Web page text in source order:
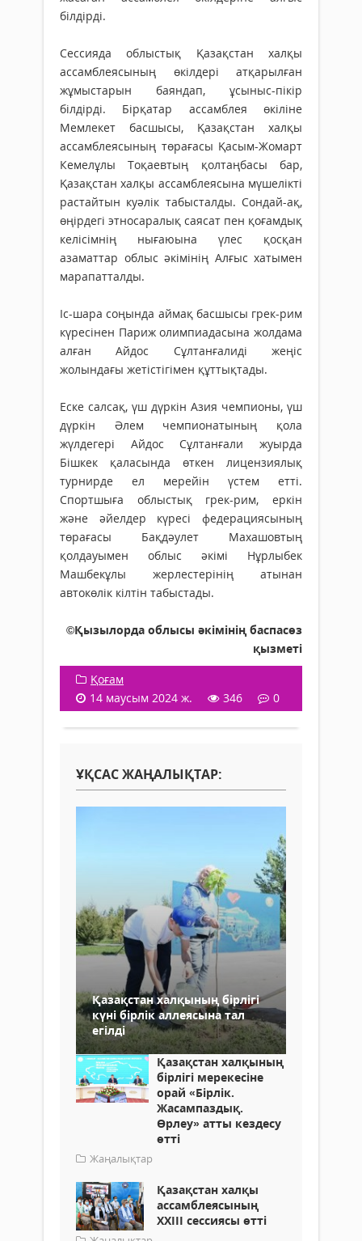
білдірді.
Сессияда облыстық Қазақстан халқы
ассамблеясының өкілдері атқарылған
жұмыстарын баяндап, ұсыныс-пікір
білдірді. Бірқатар ассамблея өкіліне
Мемлекет басшысы, Қазақстан халқы
ассамблеясының төрағасы Қасым-Жомарт
Кемелұлы Тоқаевтың қолтаңбасы бар,
Қазақстан халқы ассамблеясына мүшелікті
растайтын куәлік табысталды. Сондай-ақ,
өңірдегі этносаралық саясат пен қоғамдық
келісімнің нығаюына үлес қосқан
азаматтар облыс әкімінің Алғыс хатымен
марапатталды.
Іс-шара соңында аймақ басшысы грек-рим
күресінен Париж олимпиадасына жолдама
алған Айдос Сұлтанғалиді жеңіс
жолындағы жетістігімен құттықтады.
Еске салсақ, үш дүркін Азия чемпионы, үш
дүркін Әлем чемпионатының қола
жүлдегері Айдос Сұлтанғали жуырда
Бішкек қаласында өткен лицензиялық
турнирде ел мерейін үстем етті.
Спортшыға облыстық грек-рим, еркін
және әйелдер күресі федерациясының
төрағасы Бақдәулет Махашовтың
қолдауымен облыс әкімі Нұрлыбек
Машбекұлы жерлестерінің атынан
автокөлік кілтін табыстады.
©Қызылорда облысы әкімінің баспасөз
қызметі
Қоғам
14 маусым 2024 ж.
346 0
ҰҚСАС ЖАҢАЛЫҚТАР:
Қазақстан халқының бірлігі
күні бірлік аллеясына тал
егілді
Қазақстан халқының
бірлігі мерекесіне
орай «Бірлік.
Жасампаздық.
Өрлеу» атты кездесу
өтті
Жаңалықтар
Қазақстан халқы
ассамблеясының
ХХIІІ сессиясы өтті